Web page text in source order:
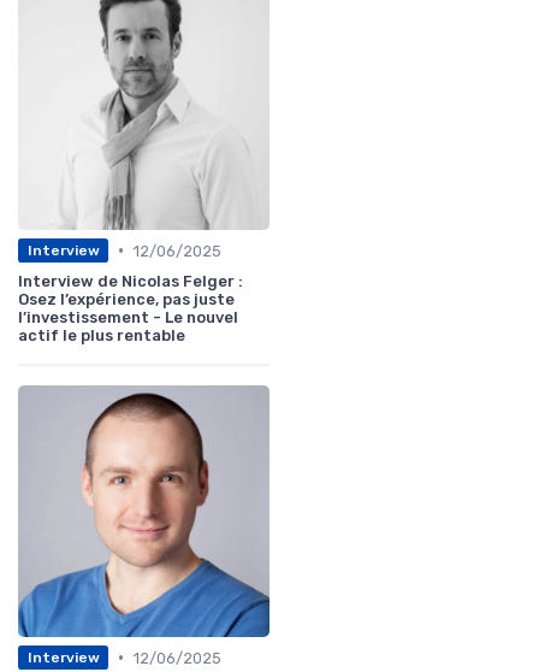
Interview • 12/06/2025
Interview de Nicolas Felger :
Osez l’expérience, pas juste
l’investissement - Le nouvel
actif le plus rentable
Interview • 12/06/2025